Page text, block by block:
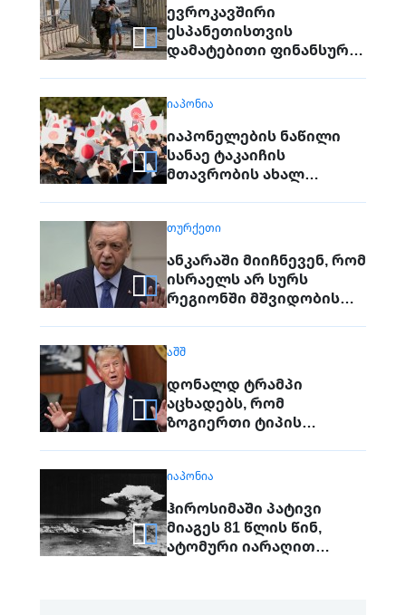
ევროკავშირი
ესპანეთისთვის
დამატებითი ფინანსური
ᲘᲐᲞᲝᲜᲘᲐ
იაპონელების ნაწილი
სანაე ტაკაიჩის
მთავრობის ახალ
აპროტესტებს
ᲗᲣᲠᲥᲔᲗᲘ
ანკარაში მიიჩნევენ, რომ
ისრაელს არ სურს
რეგიონში მშვიდობის
ᲐᲨᲨ
დონალდ ტრამპი
აცხადებს, რომ
ზოგიერთი ტიპის
ᲘᲐᲞᲝᲜᲘᲐ
ჰიროსიმაში პატივი
მიაგეს 81 წლის წინ,
ატომური იარაღით